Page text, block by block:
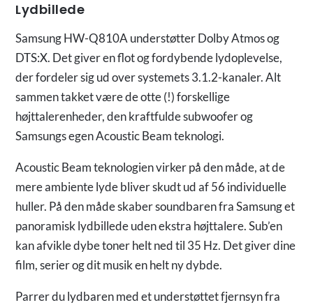
Lydbillede
Samsung HW-Q810A understøtter Dolby Atmos og
DTS:X. Det giver en flot og fordybende lydoplevelse,
der fordeler sig ud over systemets 3.1.2-kanaler. Alt
sammen takket være de otte (!) forskellige
højttalerenheder, den kraftfulde subwoofer og
Samsungs egen Acoustic Beam teknologi.
Acoustic Beam teknologien virker på den måde, at de
mere ambiente lyde bliver skudt ud af 56 individuelle
huller. På den måde skaber soundbaren fra Samsung et
panoramisk lydbillede uden ekstra højttalere. Sub’en
kan afvikle dybe toner helt ned til 35 Hz. Det giver dine
film, serier og dit musik en helt ny dybde.
Parrer du lydbaren med et understøttet fjernsyn fra